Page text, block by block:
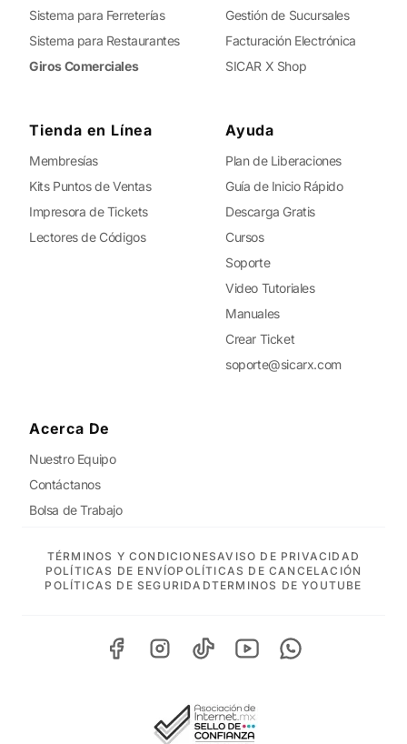
Sistema para Ferreterías
Sistema para Restaurantes
Giros Comerciales
Gestión de Sucursales
Facturación Electrónica
SICAR X Shop
Tienda en Línea
Membresías
Kits Puntos de Ventas
Impresora de Tickets
Lectores de Códigos
Ayuda
Plan de Liberaciones
Guía de Inicio Rápido
Descarga Gratis
Cursos
Soporte
Video Tutoriales
Manuales
Crear Ticket
soporte@sicarx.com
Acerca De
Nuestro Equipo
Contáctanos
Bolsa de Trabajo
TÉRMINOS Y CONDICIONESAVISO DE PRIVACIDAD
POLÍTICAS DE ENVÍOPOLÍTICAS DE CANCELACIÓN
POLÍTICAS DE SEGURIDADTERMINOS DE YOUTUBE